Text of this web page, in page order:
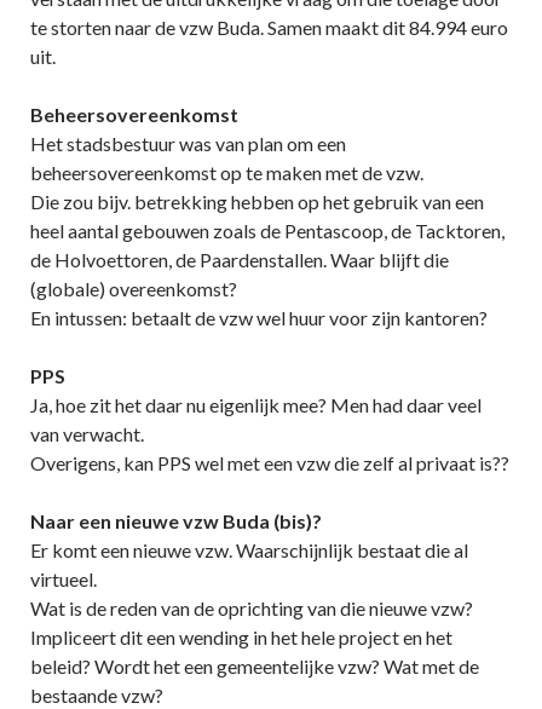
te storten naar de vzw Buda. Samen maakt dit 84.994 euro
uit.
Beheersovereenkomst
Het stadsbestuur was van plan om een
beheersovereenkomst op te maken met de vzw.
Die zou bijv. betrekking hebben op het gebruik van een
heel aantal gebouwen zoals de Pentascoop, de Tacktoren,
de Holvoettoren, de Paardenstallen. Waar blijft die
(globale) overeenkomst?
En intussen: betaalt de vzw wel huur voor zijn kantoren?
PPS
Ja, hoe zit het daar nu eigenlijk mee? Men had daar veel
van verwacht.
Overigens, kan PPS wel met een vzw die zelf al privaat is??
Naar een nieuwe vzw Buda (bis)?
Er komt een nieuwe vzw. Waarschijnlijk bestaat die al
virtueel.
Wat is de reden van de oprichting van die nieuwe vzw?
Impliceert dit een wending in het hele project en het
beleid? Wordt het een gemeentelijke vzw? Wat met de
bestaande vzw?